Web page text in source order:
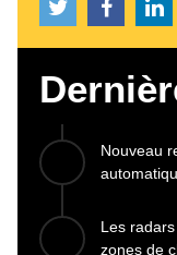
Nouveau
Les
zones de